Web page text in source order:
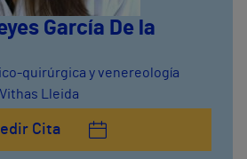
García De la
quirúrgica y venereología
Lleida
Cita